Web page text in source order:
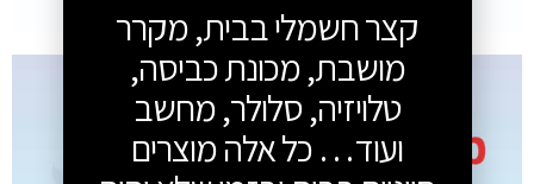
קצר חשמלי בבית, מקרר
מושבת, מכונת כביסה,
טלויזיה, סלולר, מחשב
ועוד… כל אלה מוצרים